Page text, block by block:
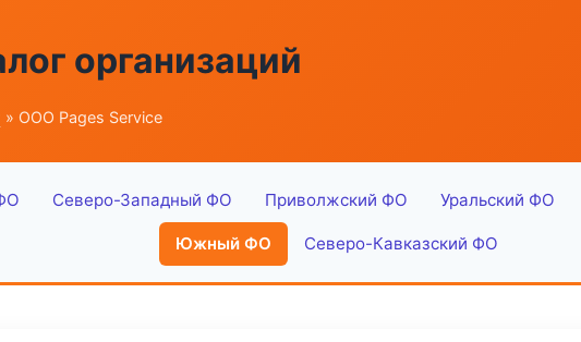
организаций
» ООО Pages Service
Северо-Западный ФО Приволжский ФО Уральский ФО
Южный ФО Северо-Кавказский ФО